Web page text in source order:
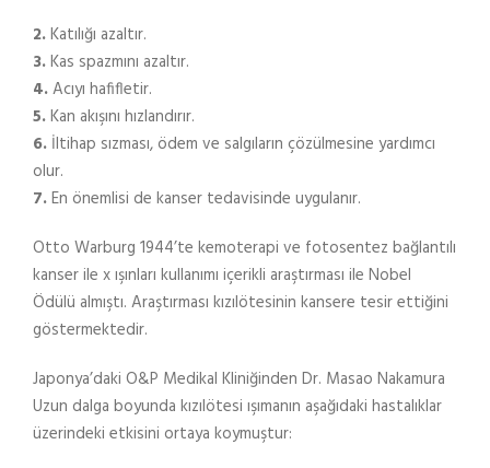
2.Katılığı azaltır.
3.Kas spazmını azaltır.
4.Acıyı hafifletir.
5.Kan akışını hızlandırır.
6. İltihap sızması, ödem ve salgıların çözülmesine yardımcı
olur.
7.En önemlisi de kanser tedavisinde uygulanır.
Otto Warburg 1944’te kemoterapi ve fotosentez bağlantılı
kanser ile x ışınları kullanımı içerikli araştırması ile Nobel
Ödülü almıştı. Araştırması kızılötesinin kansere tesir ettiğini
göstermektedir.
Japonya’daki O&P Medikal Kliniğinden Dr. Masao Nakamura
Uzun dalga boyunda kızılötesi ışımanın aşağıdaki hastalıklar
üzerindeki etkisini ortaya koymuştur: